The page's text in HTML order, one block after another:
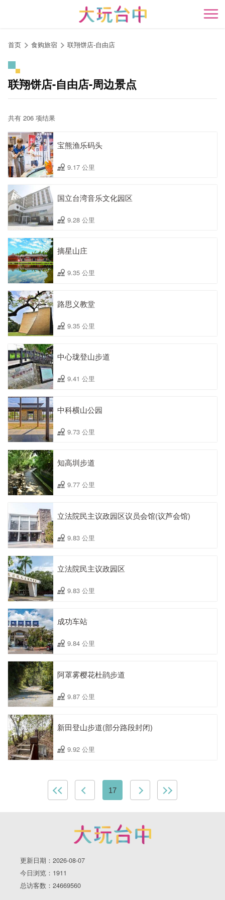
开
首页 食购旅宿 联翔饼店-自由店
联翔饼店-自由店-周边景点
共有 206 项结果
宝熊渔乐码头
9.17 公里
国立台湾音乐文化园区
9.28 公里
摘星山庄
9.35 公里
路思义教堂
9.35 公里
中心珑登山步道
9.41 公里
中科横山公园
9.73 公里
知高圳步道
9.77 公里
立法院民主议政园区议员会馆(议芦会馆)
9.83 公里
立法院民主议政园区
9.83 公里
成功车站
9.84 公里
阿罩雾樱花杜鹃步道
9.87 公里
新田登山步道(部分路段封闭)
9.92 公里
17
更新日期：2026-08-07
今日浏览：1911
总访客数：24669560